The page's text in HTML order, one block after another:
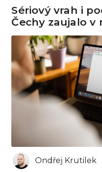
Sériový vrah i
Čechy zaujalo v
Ondřej Krutilek